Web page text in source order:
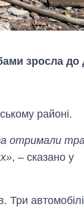
зросла до
районі.
отримали
, – сказано у
автомобілі